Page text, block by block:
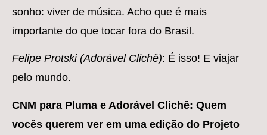
sonho: viver de música. Acho que é mais
importante do que tocar fora do Brasil.
Felipe Protski (Adorável Clichê): É isso! E viajar
pelo mundo.
CNM para Pluma e Adorável Clichê: Quem
vocês querem ver em uma edição do Projeto